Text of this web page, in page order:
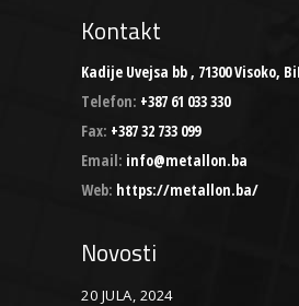
Kontakt
Kadije Uvejsa bb , 71300 Visoko,
Telefon: +387 61 033 330
Fax: +387 32 733 099
Email: info@metallon.ba
Web: https://metallon.ba/
Novosti
20 JULA, 2024